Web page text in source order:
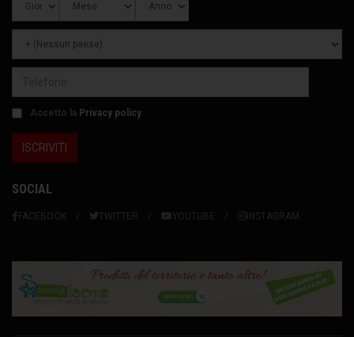
Accetto la Privacy policy
SOCIAL
FACEBOOK TWITTER YOUTUBE INSTAGRAM